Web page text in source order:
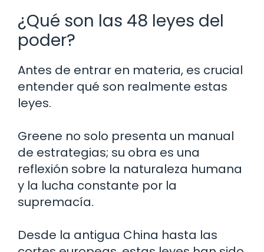
¿Qué son las 48 leyes del
poder?
Antes de entrar en materia, es crucial
entender qué son realmente estas
leyes.
Greene no solo presenta un manual
de estrategias; su obra es una
reflexión sobre la naturaleza humana
y la lucha constante por la
supremacía.
Desde la antigua China hasta las